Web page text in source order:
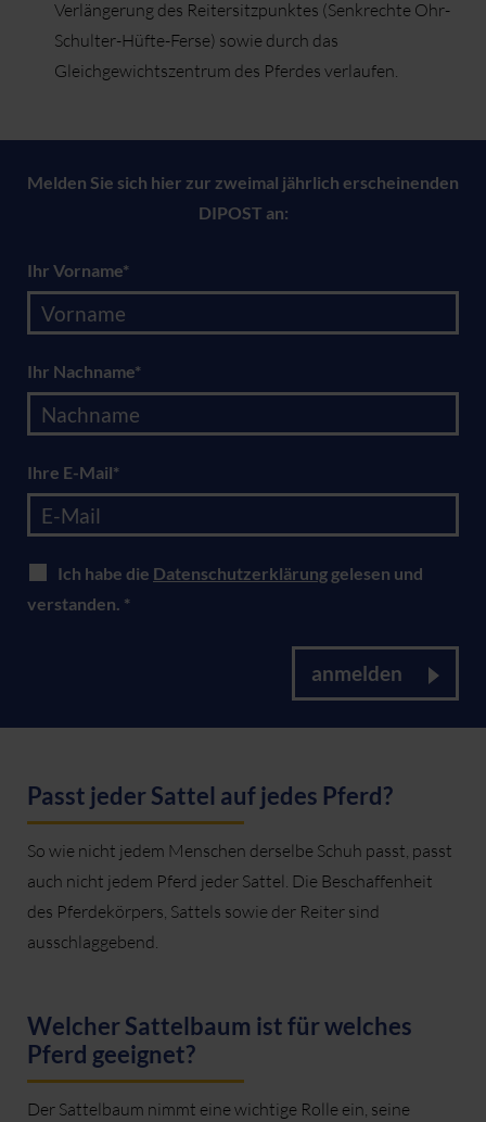
Verlängerung des Reitersitzpunktes (Senkrechte Ohr-
Schulter-Hüfte-Ferse) sowie durch das
Gleichgewichtszentrum des Pferdes verlaufen.
Melden Sie sich hier zur zweimal jährlich erscheinenden
DIPOST an:
Ihr Vorname*
Ihr Nachname*
Ihre E-Mail*
Ich habe die Datenschutzerklärung gelesen und
verstanden. *
anmelden
Passt jeder Sattel auf jedes Pferd?
So wie nicht jedem Menschen derselbe Schuh passt, passt
auch nicht jedem Pferd jeder Sattel. Die Beschaffenheit
des Pferdekörpers, Sattels sowie der Reiter sind
ausschlaggebend.
Welcher Sattelbaum ist für welches
Pferd geeignet?
Der Sattelbaum nimmt eine wichtige Rolle ein, seine